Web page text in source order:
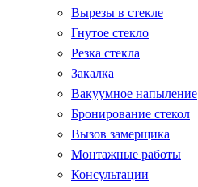
Вырезы в стекле
Гнутое стекло
Резка стекла
Закалка
Вакуумное напыление
Бронирование стекол
Вызов замерщика
Монтажные работы
Консультации